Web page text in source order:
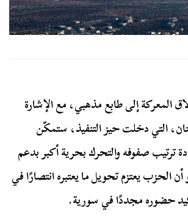
المعركة إلى طابع مذهبي، مع الإشارة
التي دخلت حيز التنفيذ، ستمكّن
ترتيب صفوفه والتحرك بحرية أكبر بدعم
أن الحزب يعتزم تحويل ما يعتبره انتصارًا في
حضوره مجددًا في سورية.